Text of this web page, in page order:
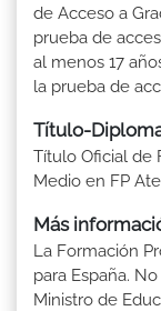
de Acceso a
prueba de
al menos 17
la prueba de
Título-
Título Oficial de
Medio en FP
Más
La Formación
para España.
Ministro de